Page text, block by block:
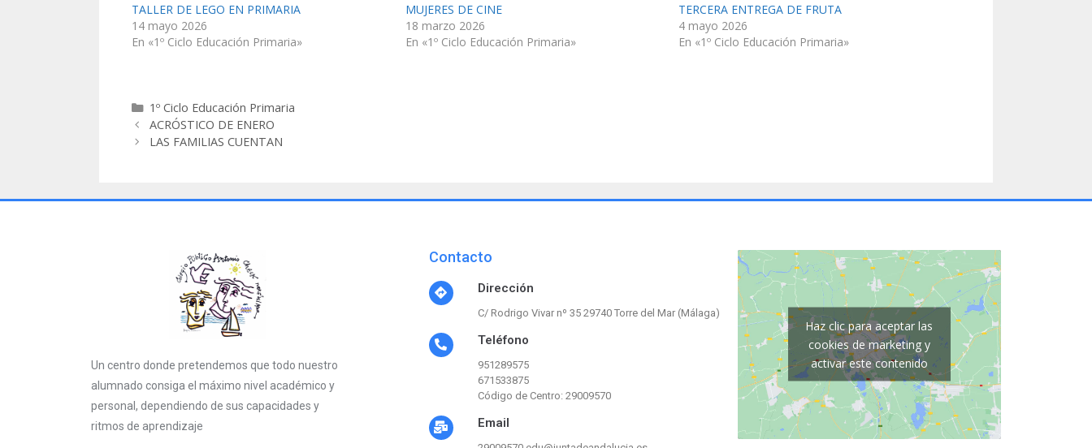
TALLER DE LEGO EN PRIMARIA
14 mayo 2026
En «1º Ciclo Educación Primaria»
MUJERES DE CINE
18 marzo 2026
En «1º Ciclo Educación Primaria»
TERCERA ENTREGA DE FRUTA
4 mayo 2026
En «1º Ciclo Educación Primaria»
1º Ciclo Educación Primaria
ACRÓSTICO DE ENERO
LAS FAMILIAS CUENTAN
Un centro donde pretendemos que todo nuestro
alumnado consiga el máximo nivel académico y
personal, dependiendo de sus capacidades y
ritmos de aprendizaje
Contacto
Dirección
C/ Rodrigo Vivar nº 35 29740 Torre del Mar (Málaga)
Teléfono
951289575
671533875
Código de Centro: 29009570
Email
Haz clic para aceptar las
cookies de marketing y
activar este contenido